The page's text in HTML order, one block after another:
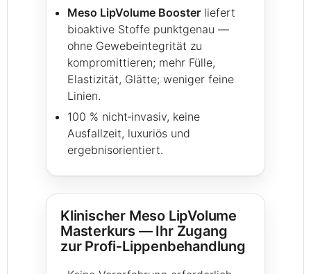
Meso LipVolume Booster liefert
bioaktive Stoffe punktgenau —
ohne Gewebeintegrität zu
kompromittieren; mehr Fülle,
Elastizität, Glätte; weniger feine
Linien.
100 % nicht‑invasiv, keine
Ausfallzeit, luxuriös und
ergebnisorientiert.
Klinischer Meso LipVolume
Masterkurs — Ihr Zugang
zur Profi‑Lippenbehandlung